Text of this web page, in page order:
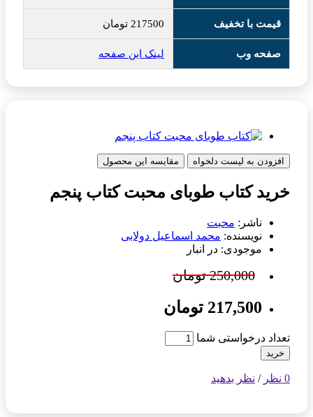
قیمت با تخفیف 217500 تومان
صفحه وب لینک این صفحه
افزودن به لیست دلخواه مقایسه این محصول
خرید کتاب طوبای محبت کتاب پنجم
ناشر: محبت
نویسنده: محمد اسماعیل دولابی
موجودی: در انبار
250,000 تومان
217,500 تومان
تعداد درخواستی شما
خرید
0 نظر / نظر بدهید